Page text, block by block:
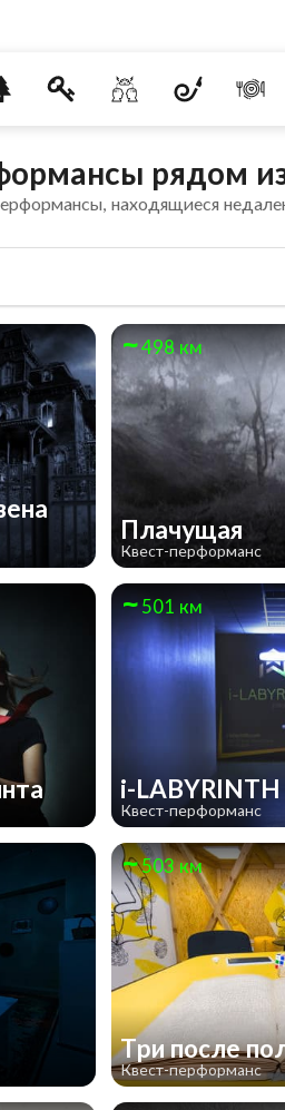
рядом
находящиеся
498 км
Плачущая
Квест-перформанс
501 км
i-LABYRINTH
Квест-перформанс
503 км
Три после
Квест-перформанс